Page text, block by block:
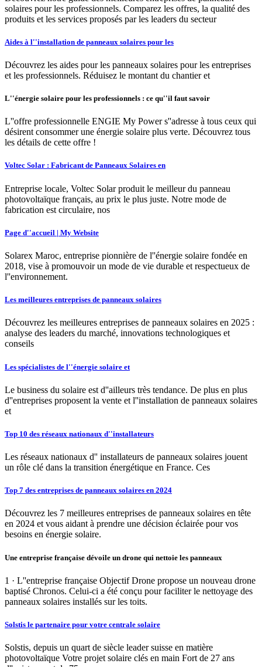
solaires pour les professionnels. Comparez les offres, la qualité des
produits et les services proposés par les leaders du secteur
Aides à l''installation de panneaux solaires pour les
Découvrez les aides pour les panneaux solaires pour les entreprises
et les professionnels. Réduisez le montant du chantier et
L''énergie solaire pour les professionnels : ce qu''il faut savoir
L''offre professionnelle ENGIE My Power s''adresse à tous ceux qui
désirent consommer une énergie solaire plus verte. Découvrez tous
les détails de cette offre !
Voltec Solar : Fabricant de Panneaux Solaires en
Entreprise locale, Voltec Solar produit le meilleur du panneau
photovoltaïque français, au prix le plus juste. Notre mode de
fabrication est circulaire, nos
Page d''accueil | My Website
Solarex Maroc, entreprise pionnière de l''énergie solaire fondée en
2018, vise à promouvoir un mode de vie durable et respectueux de
l''environnement.
Les meilleures entreprises de panneaux solaires
Découvrez les meilleures entreprises de panneaux solaires en 2025 :
analyse des leaders du marché, innovations technologiques et
conseils
Les spécialistes de l''énergie solaire et
Le business du solaire est d''ailleurs très tendance. De plus en plus
d''entreprises proposent la vente et l''installation de panneaux solaires
et
Top 10 des réseaux nationaux d''installateurs
Les réseaux nationaux d'' installateurs de panneaux solaires jouent
un rôle clé dans la transition énergétique en France. Ces
Top 7 des entreprises de panneaux solaires en 2024
Découvrez les 7 meilleures entreprises de panneaux solaires en tête
en 2024 et vous aidant à prendre une décision éclairée pour vos
besoins en énergie solaire.
Une entreprise française dévoile un drone qui nettoie les panneaux
1 · L''entreprise française Objectif Drone propose un nouveau drone
baptisé Chronos. Celui-ci a été conçu pour faciliter le nettoyage des
panneaux solaires installés sur les toits.
Solstis le partenaire pour votre centrale solaire
Solstis, depuis un quart de siècle leader suisse en matière
photovoltaïque Votre projet solaire clés en main Fort de 27 ans